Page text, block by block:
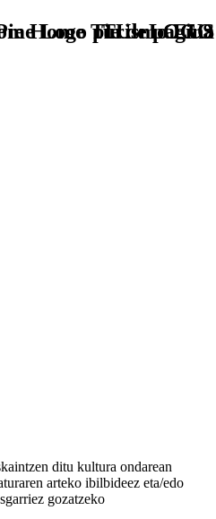
TU - LOGO
ditu kultura ondarean
arteko ibilbideez eta/edo
gozatzeko
Logo pie de página
Home Turismo EUS